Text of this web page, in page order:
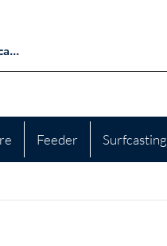
Feeder Surfcasting